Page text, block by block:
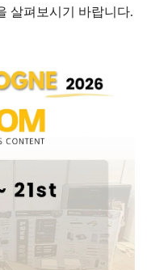
살펴보시기 바랍니다.